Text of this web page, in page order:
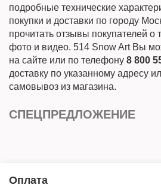
подробные технические
покупки и доставки по городу
прочитать отзывы покупателей о
фото и видео. 514 Snow Art Вы
на сайте или по телефону 8 800
доставку по указанному адресу
самовывоз из магазина.
СПЕЦПРЕДЛОЖЕНИЕ
Оплата